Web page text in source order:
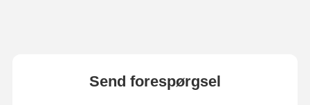
Send forespørgsel